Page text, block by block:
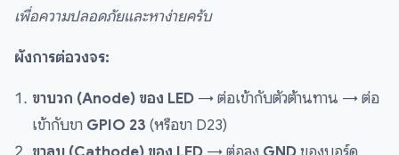
เพื่อความปลอดภัยและหาง่ายครับ
ผังการต่อวงจร:
ขาบวก (Anode) ของ LED → ต่อเข้ากับตัวต้านทาน → ต่อ
เข้ากับขา GPIO 23 (หรือขา D23)